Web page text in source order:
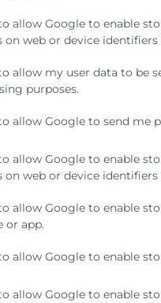
allow Google to enable
on web or device identifiers
allow my user data to be
purposes.
allow Google to send me
allow Google to enable
on web or device identifiers
allow Google to enable
or app.
allow Google to enable
allow Google to enable
reivindica en
presidente de Cámara
Morata, ha participado
en el Fórum Europa